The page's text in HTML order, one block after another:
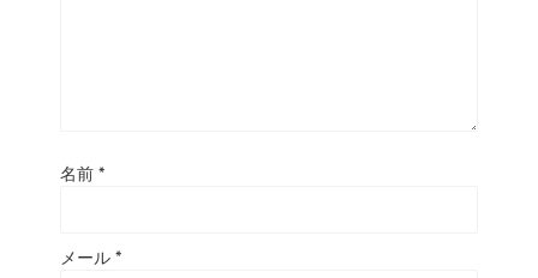
名前 *
メール *